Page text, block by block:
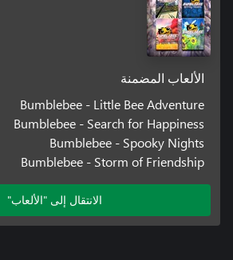
الألعاب المضمنة
Bumblebee - Little Bee Adventure
Bumblebee - Search for Happiness
Bumblebee - Spooky Nights
Bumblebee - Storm of Friendship
الانتقال إلى "الألعاب"